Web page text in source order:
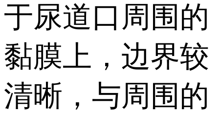
于尿道口周围的
黏膜上，边界较
清晰，与周围的